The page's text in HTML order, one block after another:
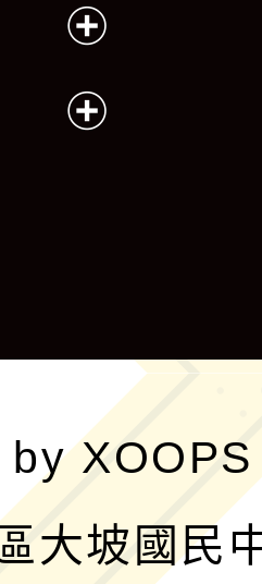
開
單
byXOOPS
大坡國民